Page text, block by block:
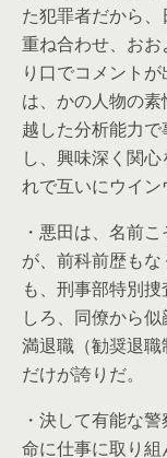
た犯罪者だから
重ね合わせ、お
り口でコメント
は、かの人物の
越した分析能力
し、興味深く関
れで互いにウイン
・悪田は、名前
が、前科前歴も
も、刑事部特別
しろ、同僚から
満退職（勧奨退
だけが誇りだ。
・決して有能な
命に仕事に取り